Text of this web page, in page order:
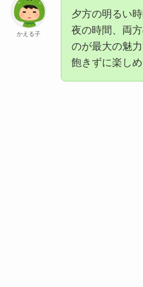
かえる子
夕方の明るい
夜の時間、両
のが最大の魅
飽きずに楽しめ